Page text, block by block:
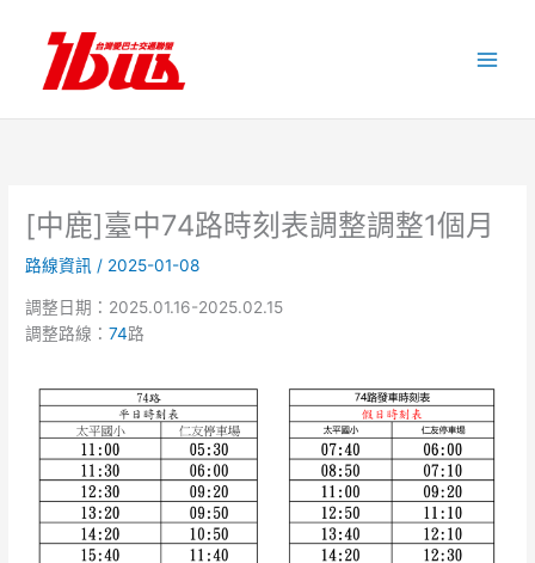
內
[中鹿]臺中74路時刻表調整調整1個月
路線資訊 / 2025-01-08
調整日期：2025.01.16-2025.02.15
調整路線：74路